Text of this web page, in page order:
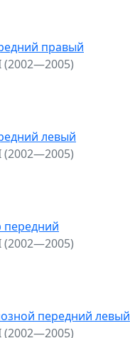
правый
(2002—2005)
левый
(2002—2005)
передний
(2002—2005)
передний левый
(2002—2005)